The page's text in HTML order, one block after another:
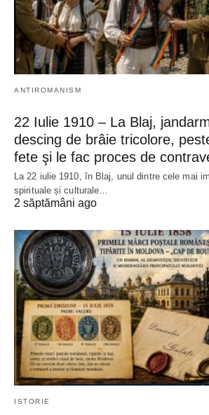
ANTIROMANISM
22 Iulie 1910 – La Blaj,
descing de brâie tricolore,
fete şi le fac proces de
La 22 iulie 1910, în Blaj, unul dintre cele mai
spirituale și culturale…
2 săptămâni ago
ISTORIE